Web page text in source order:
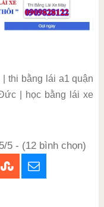
thi bằng lái a1 quận
| học bằng lái xe
5/5 - (12 bình chọn)